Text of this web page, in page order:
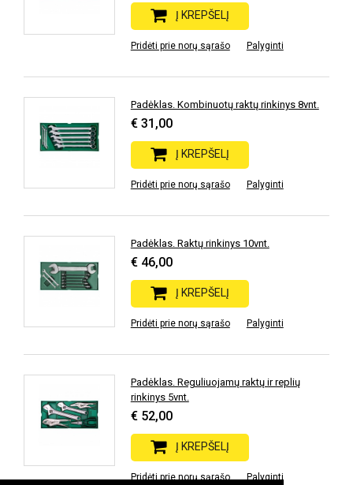
Į KREPŠELĮ
Pridėti prie norų sąrašo Palyginti
Padėklas. Kombinuotų raktų rinkinys 8vnt.
€ 31,00
Į KREPŠELĮ
Pridėti prie norų sąrašo Palyginti
Padėklas. Raktų rinkinys 10vnt.
€ 46,00
Į KREPŠELĮ
Pridėti prie norų sąrašo Palyginti
Padėklas. Reguliuojamų raktų ir replių
rinkinys 5vnt.
€ 52,00
Į KREPŠELĮ
Pridėti prie norų sąrašo Palyginti